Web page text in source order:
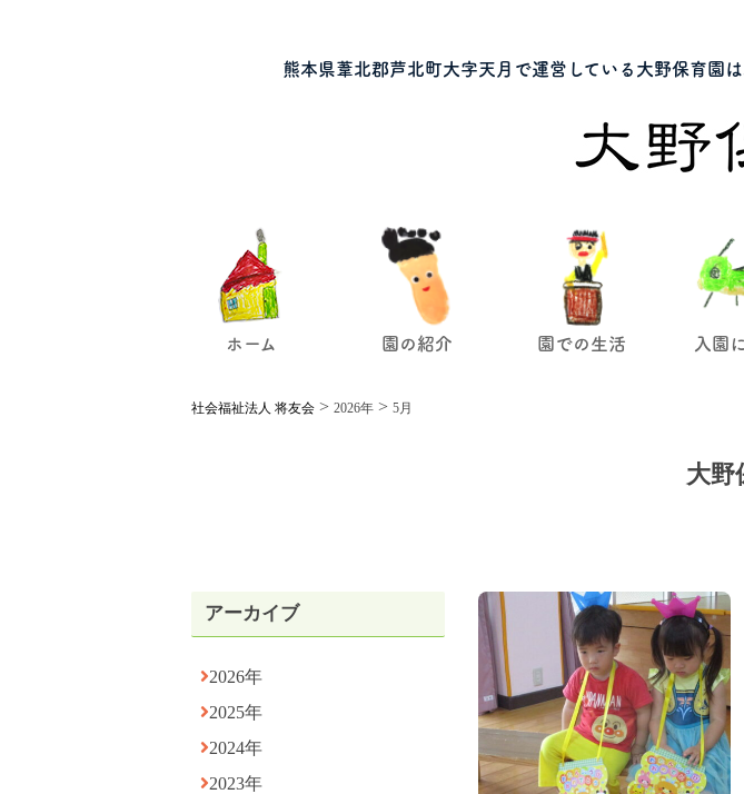
熊本県葦北郡芦北町大字天月で運営している大野保育園
ホーム 園の紹介 園での生活 入園
社会福祉法人 将友会 > 2026年 > 5月
大野
アーカイブ
2026年
2025年
2024年
2023年